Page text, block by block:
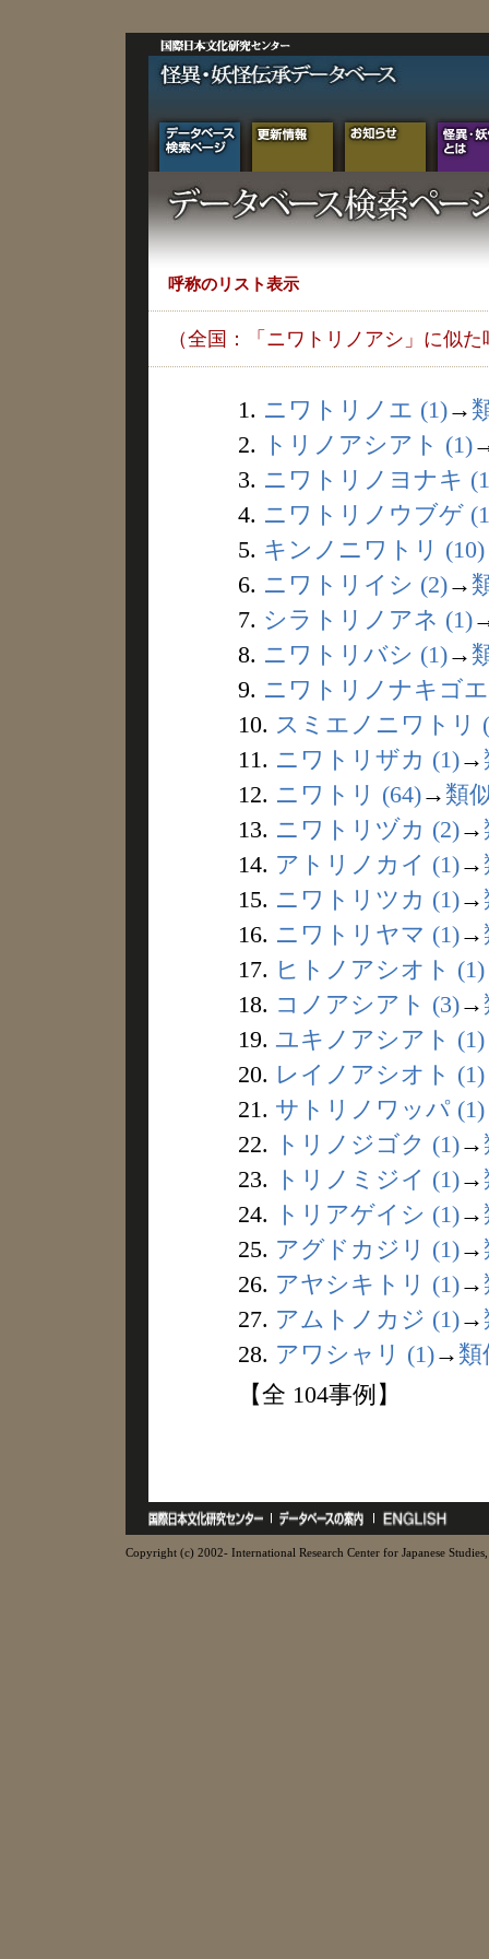
呼称のリスト表示
（全国：「ニワトリノアシ」に似た
1. ニワトリノエ (1)→
2.
トリノアシアト (1)
3. ニワトリノヨナキ
4. ニワトリノウブゲ
5. キンノニワトリ (10)
6. ニワトリイシ (2)→
7. シラトリノアネ (1)
8. ニワトリバシ (1)→
9. ニワトリノナキゴ
10. スミエノニワトリ
11. ニワトリザカ (1)→
12. ニワトリ (64)→ 類
13. ニワトリヅカ (2)→
14. アトリノカイ (1)→
15. ニワトリツカ (1)→
16. ニワトリヤマ (1)→
17. ヒトノアシオト (1)
18. コノアシアト (3)→
19. ユキノアシアト (1)
20. レイノアシオト (1)
21. サトリノワッパ (1)
22.
トリノジゴク (1)→
23.
トリノミジイ (1)→
24.
トリアゲイシ (1)→
25. アグドカジリ (1)→
26. アヤシキトリ (1)→
27. アムトノカジ (1)→
28. アワシャリ (1)→ 類
【全 104事例】
Copyright (c) 2002- International Research Center for Japanese